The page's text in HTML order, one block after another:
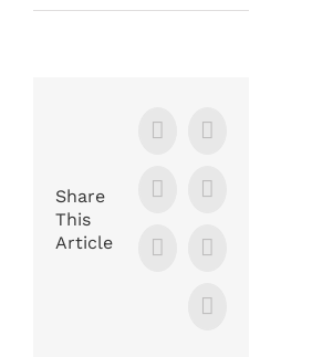
Share
This
Article
Facebook
X
LinkedInWhatsApp
TumblrPinterest
E-